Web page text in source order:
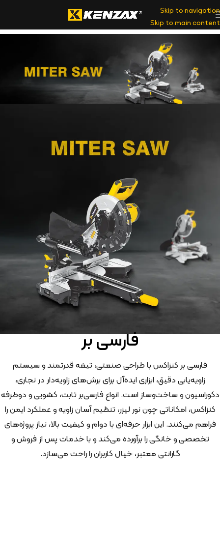
Skip to navigation
Skip to main content
فارسی بر
فارسی بر کنزاکس با طراحی صنعتی، تیغه قدرتمند و سیستم
زاویه‌یابی دقیق، ابزاری ایده‌آل برای برش‌های زاویه‌دار در نجاری،
دکوراسیون و ساخت‌وساز است. انواع فارسی‌بر ثابت، کشویی و دوطرفه
کنزاکس، امکاناتی چون نور لیزر، تنظیم آسان زاویه و عملکرد ایمن را
فراهم می‌کنند. این ابزار حرفه‌ای با دوام و کیفیت بالا، نیاز پروژه‌های
تخصصی و خانگی را برآورده می‌کند و با خدمات پس از فروش و
گارانتی معتبر، خیال کاربران را راحت می‌سازد.